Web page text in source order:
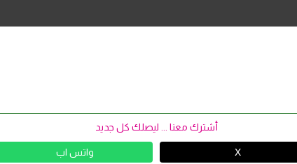
أشترك معنا ... ليصلك كل جديد
X واتس اب